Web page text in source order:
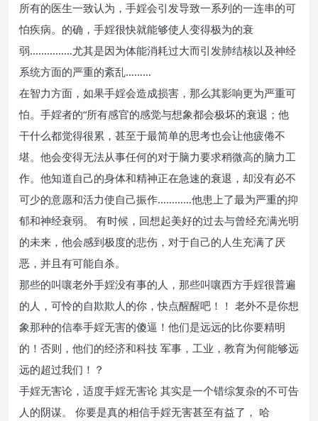
所有的医生一致认为，手婬会引发导致一系列的一连串的可
怕疾病。的确，手婬很快就能够使人变得极为的衰
弱……………尤其是因为体能消耗过大而引发肺结核以及神经
系统方面的严重的紊乱………
在智力方面，如果手婬会造成损害，那么其影响更为严重可
怕。手婬者的“所有感官的感觉与想象都会极坏的衰退；他
干什么都觉得很累，甚至于最简单的思考也会让他疲倦不
堪。他会变得无法从事任何的对于脑力要求稍微高的脑力工
作。他知道自己的身体和精神正在急速的衰退，却没有必不
可少的意愿和活力使自己振作…………他患上了最为严重的抑
郁和神经衰弱。 有时候，回想起美好的过去与曾经充满光明
的未来，他会感到极度的悲伤，对于自己的人生充满了厌
恶，并且有可能自杀。
那些的叫嚷老外手婬没有事的人，那些叫嚷西方手婬很普遍
的人，可怜的自欺欺人的你，快点醒醒吧！！ 老外不是你想
象那种的信奉手婬无害的傻逼！他们是远远的比你要精明
的！否则，他们的经济和科技 军事，工业，教育为何能够远
远的超过我们！？
手婬无害论，适度手婬无害论 其实是一个错综复杂的不可告
人的阴谋。 你要是真的相信手婬无害甚至有益了， 哈